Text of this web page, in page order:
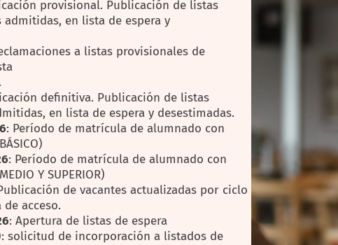
provisional. Publicación de listas
en lista de espera y
a listas provisionales de
definitiva. Publicación de listas
en lista de espera y desestimadas.
: Período de matrícula de alumnado con
: Período de matrícula de alumnado con
Y SUPERIOR)
de vacantes actualizadas por ciclo
acceso.
: Apertura de listas de espera
solicitud de incorporación a listados de